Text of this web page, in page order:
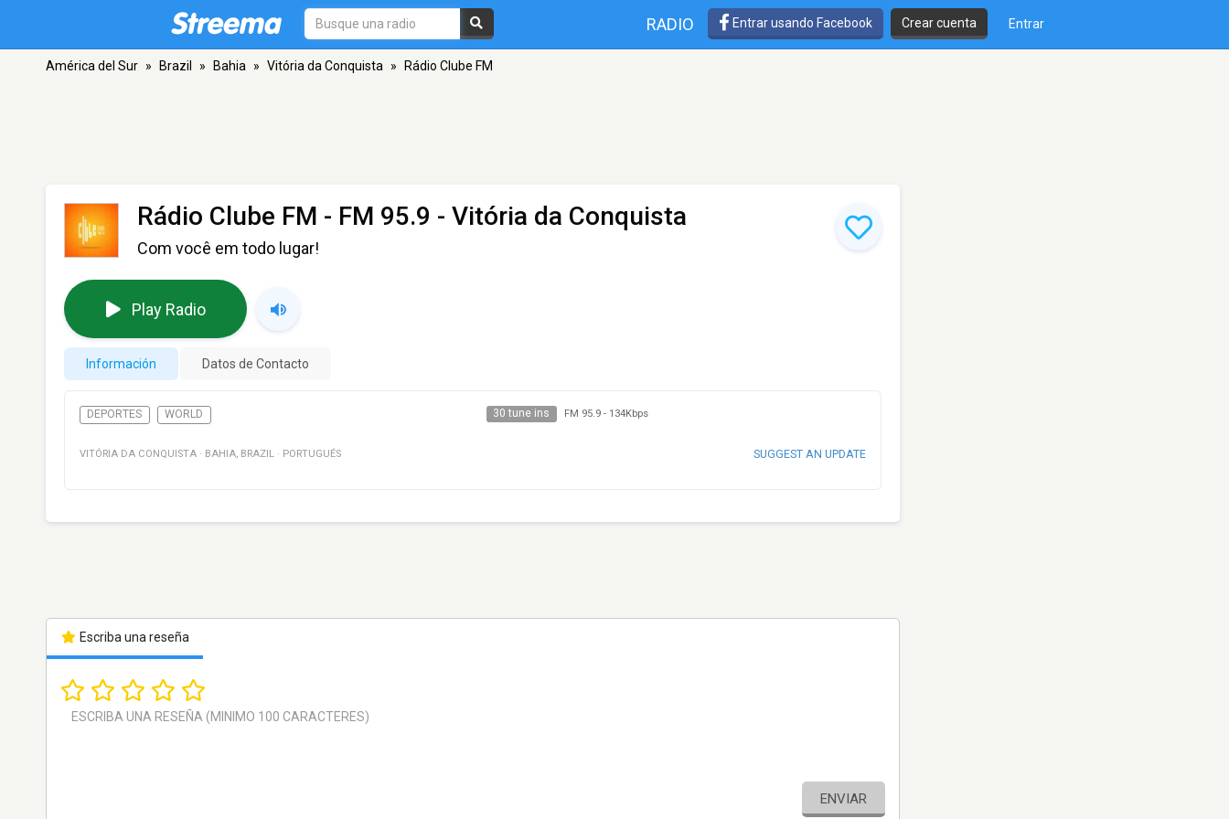
RADIO Entrar usando Facebook Crear cuenta Entrar
América del Sur » Brazil » Bahia » Vitória da Conquista » Rádio Clube FM
Rádio Clube FM - FM 95.9 - Vitória da Conquista
Com você em todo lugar!
Play Radio
Información Datos de Contacto
DEPORTES WORLD 30 tune ins FM 95.9- 134Kbps
VITÓRIA DA CONQUISTA · BAHIA, BRAZIL · PORTUGUÉS SUGGEST AN UPDATE
Escriba una reseña
ENVIAR